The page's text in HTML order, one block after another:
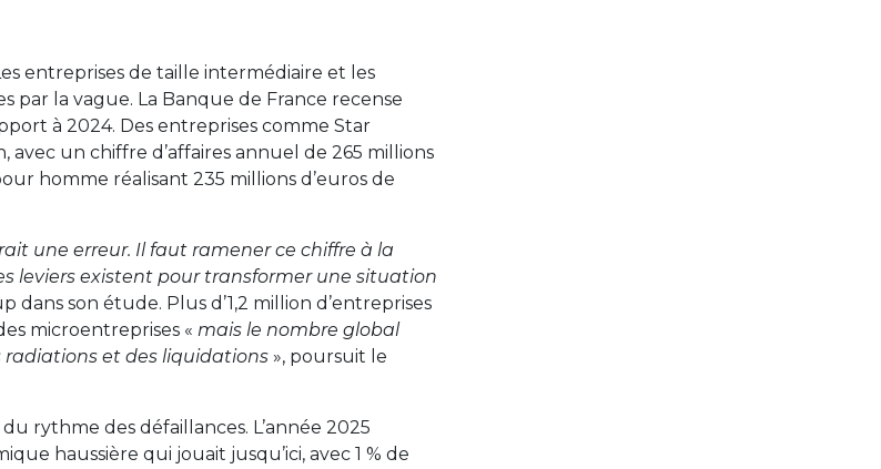
entreprises de taille intermédiaire et les
par la vague. La Banque de France recense
à 2024. Des entreprises comme Star
un chiffre d’affaires annuel de 265 millions
homme réalisant 235 millions d’euros de
une erreur. Il faut ramener ce chiffre à la
leviers existent pour transformer une situation
dans son étude. Plus d’1,2 million d’entreprises
microentreprises « mais le nombre global
radiations et des liquidations », poursuit le
rythme des défaillances. L’année 2025
haussière qui jouait jusqu’ici, avec 1 % de